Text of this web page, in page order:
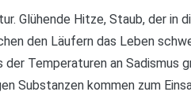
Glühende Hitze, Staub, der in
den Läufern das Leben
Temperaturen an Sadismus
Substanzen kommen zum